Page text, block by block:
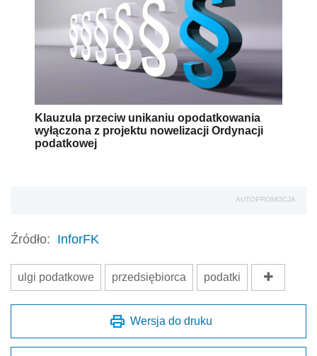
Klauzula przeciw unikaniu opodatkowania
wyłączona z projektu nowelizacji Ordynacji
podatkowej
AUTOPROMOCJA
Źródło: InforFK
ulgi podatkowe przedsiębiorca podatki
Wersja do druku